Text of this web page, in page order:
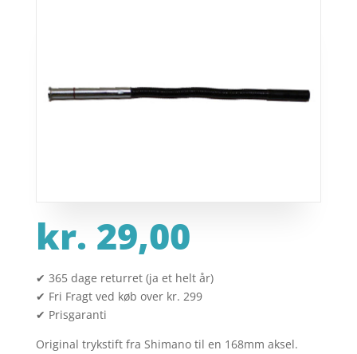
kr. 29,00
✔ 365 dage returret (ja et helt år)
✔ Fri Fragt ved køb over kr. 299
✔ Prisgaranti
Original trykstift fra Shimano til en 168mm aksel.